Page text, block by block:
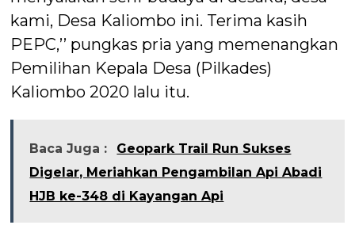
kami, Desa Kaliombo ini. Terima kasih
PEPC,’’ pungkas pria yang memenangkan
Pemilihan Kepala Desa (Pilkades)
Kaliombo 2020 lalu itu.
Baca Juga :
Geopark Trail Run Sukses
Digelar, Meriahkan Pengambilan Api Abadi
HJB ke-348 di Kayangan Api